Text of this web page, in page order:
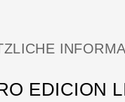
EDICION